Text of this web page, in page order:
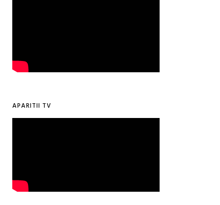
APARITII TV